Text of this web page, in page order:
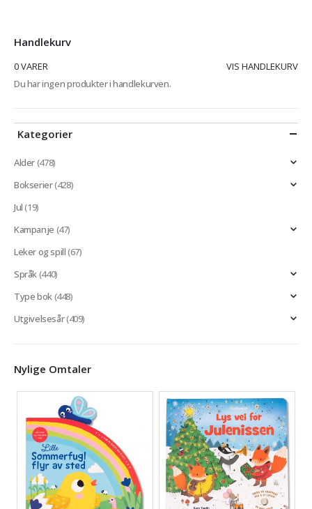
Handlekurv
0 VARER
VIS HANDLEKURV
Du har ingen produkter i handlekurven.
Kategorier
Alder(478)
Bokserier(428)
Jul(19)
Kampanje (47)
Leker og spill(67)
Språk(440)
Type bok(448)
Utgivelsesår(409)
Nylige Omtaler